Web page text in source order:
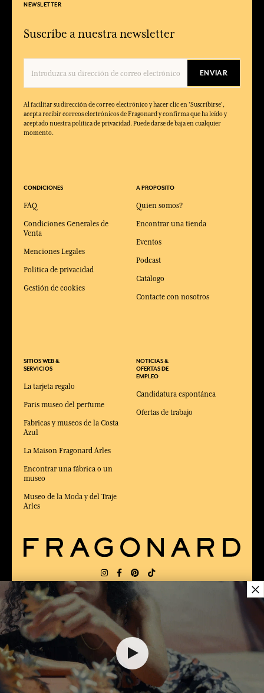
$ 22.00
NEWSLETTER
Suscríbe a nuestra newsletter
ENVIAR
Al facilitar su dirección de correo electrónico y hacer clic en 'Suscribirse',
acepta recibir correos electrónicos de Fragonard y confirma que ha leído y
aceptado nuestra política de privacidad. Puede darse de baja en cualquier
momento.
CONDICIONES
FAQ
Condiciones Generales de
Venta
Menciones Legales
Política de privacidad
Gestión de cookies
SITIOS WEB &
SERVICIOS
La tarjeta regalo
Paris museo del perfume
Fabricas y museos de la Costa
Azul
La Maison Fragonard Arles
Encontrar una fábrica o un
museo
Museo de la Moda y del Traje
Arles
A PROPOSITO
Quien somos?
Encontrar una tienda
Eventos
Podcast
Catálogo
Contacte con nosotros
NOTICIAS &
OFERTAS DE
EMPLEO
Candidatura espontánea
Ofertas de trabajo
ENTREGA: US
ELEGIDO MEJOR SITIO DE COMERCIO
×